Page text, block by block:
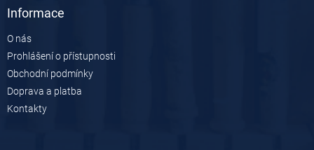
Informace
O nás
Prohlášení o přístupnosti
Obchodní podmínky
Doprava a platba
Kontakty